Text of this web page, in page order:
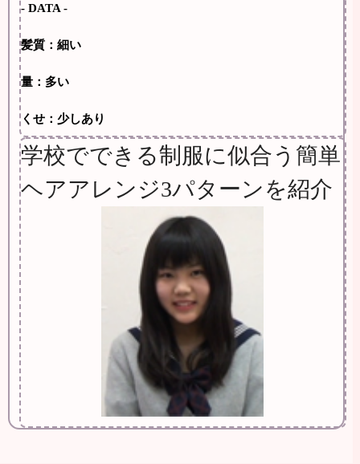
- DATA -
髪質：細い
量：多い
くせ：少しあり
学校でできる制服に似合う簡単
ヘアアレンジ3パターンを紹介